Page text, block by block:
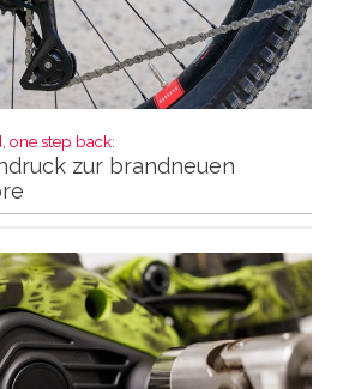
one step back:
zur brandneuen